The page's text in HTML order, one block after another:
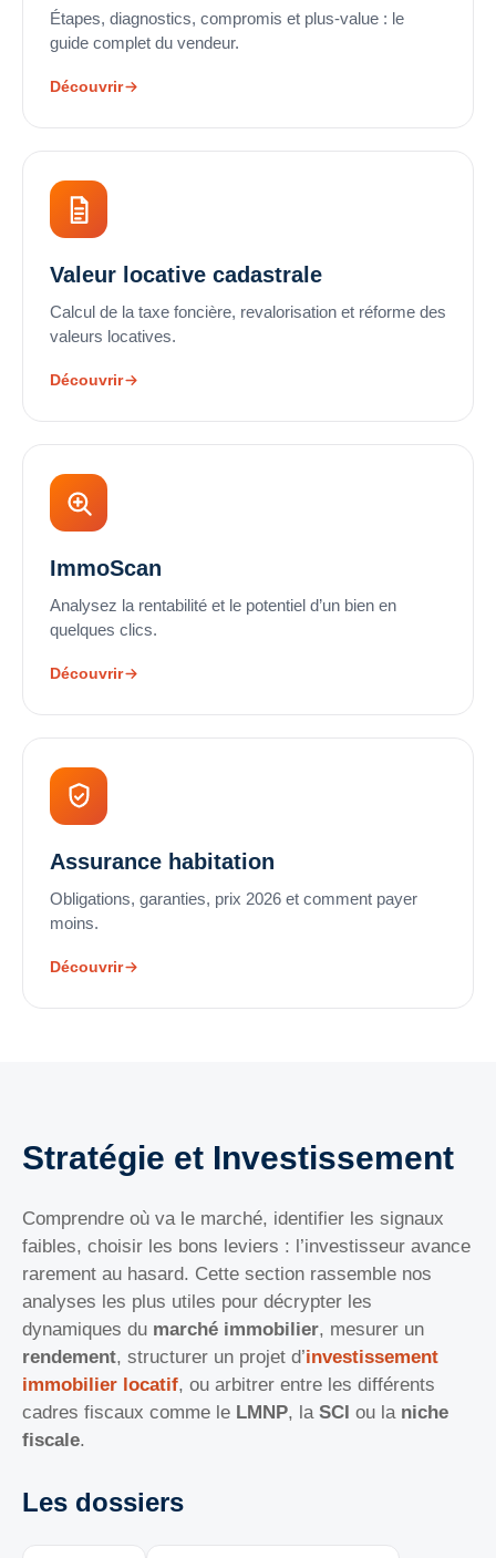
Étapes, diagnostics, compromis et plus-value : le
guide complet du vendeur.
Découvrir
Valeur locative cadastrale
Calcul de la taxe foncière, revalorisation et réforme des
valeurs locatives.
Découvrir
ImmoScan
Analysez la rentabilité et le potentiel d’un bien en
quelques clics.
Découvrir
Assurance habitation
Obligations, garanties, prix 2026 et comment payer
moins.
Découvrir
Stratégie et Investissement
Comprendre où va le marché, identifier les signaux
faibles, choisir les bons leviers : l’investisseur avance
rarement au hasard. Cette section rassemble nos
analyses les plus utiles pour décrypter les
dynamiques du marché immobilier, mesurer un
rendement, structurer un projet d’investissement
immobilier locatif, ou arbitrer entre les différents
cadres fiscaux comme le LMNP, la SCI ou la niche
fiscale.
Les dossiers